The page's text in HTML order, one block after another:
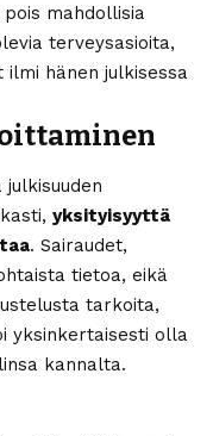
mahdollisia
terveysasioita,
hänen julkisessa
yksityisyyttä
. Sairaudet,
tietoa, eikä
tarkoita,
yksinkertaisesti olla
kannalta.